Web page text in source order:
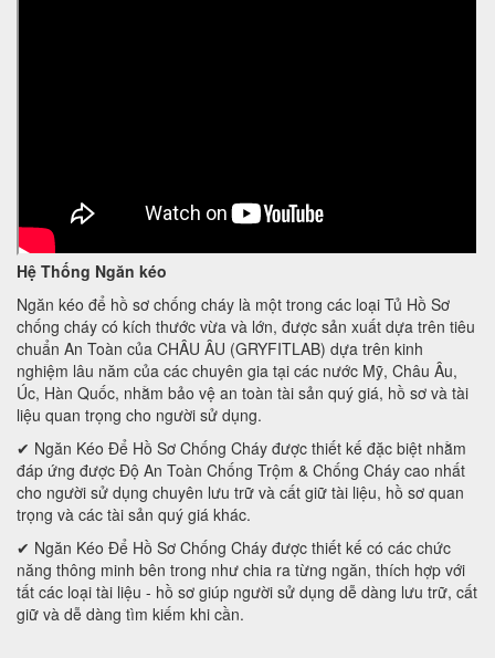
Hệ Thống Ngăn kéo
Ngăn kéo để hồ sơ chống cháy là một trong các loại Tủ Hồ Sơ
chống cháy có kích thước vừa và lớn, được sản xuất dựa trên tiêu
chuẩn An Toàn của CHÂU ÂU (GRYFITLAB) dựa trên kinh
nghiệm lâu năm của các chuyên gia tại các nước Mỹ, Châu Âu,
Úc, Hàn Quốc, nhằm bảo vệ an toàn tài sản quý giá, hồ sơ và tài
liệu quan trọng cho người sử dụng.
✔ Ngăn Kéo Để Hồ Sơ Chống Cháy được thiết kế đặc biệt nhằm
đáp ứng được Độ An Toàn Chống Trộm & Chống Cháy cao nhất
cho người sử dụng chuyên lưu trữ và cất giữ tài liệu, hồ sơ quan
trọng và các tài sản quý giá khác.
✔ Ngăn Kéo Để Hồ Sơ Chống Cháy được thiết kế có các chức
năng thông minh bên trong như chia ra từng ngăn, thích hợp với
tất các loại tài liệu - hồ sơ giúp người sử dụng dễ dàng lưu trữ, cất
giữ và dễ dàng tìm kiếm khi cần.